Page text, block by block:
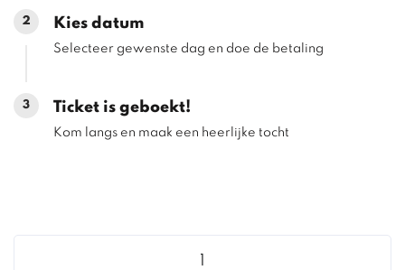
2 Kies datum
Selecteer gewenste dag en doe de betaling
3 Ticket is geboekt!
Kom langs en maak een heerlijke tocht